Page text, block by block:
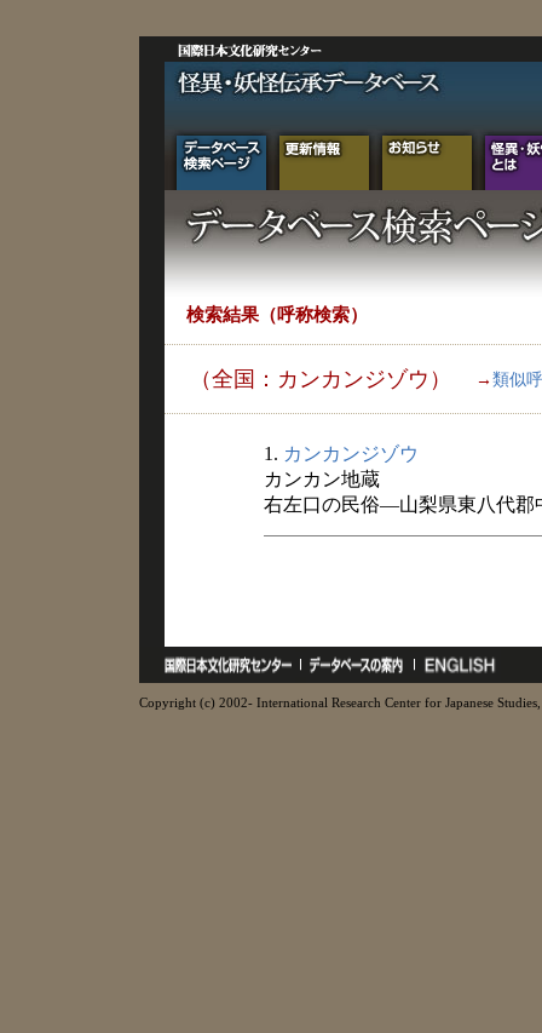
検索結果（呼称検索）
（全国：カンカンジゾウ） → 類似
1. カンカンジゾウ
カンカン地蔵
右左口の民俗―山梨県東八代郡
Copyright (c) 2002- International Research Center for Japanese